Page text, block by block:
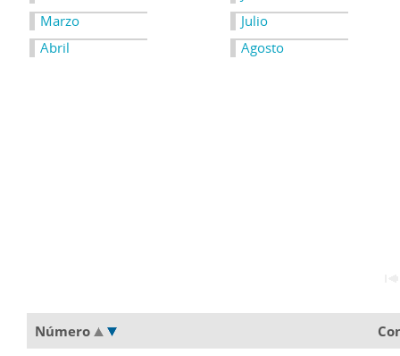
Marzo
Abril
Julio
Agosto
Número